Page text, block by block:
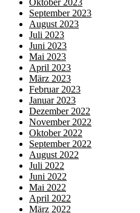
September 2023
August 2023
Juli 2023
Juni 2023
Mai 2023
April 2023
März 2023
Februar 2023
Januar 2023
Dezember 2022
November 2022
Oktober 2022
September 2022
August 2022
Juli 2022
Juni 2022
Mai 2022
April 2022
März 2022